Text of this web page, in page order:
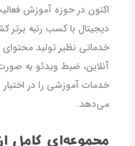
اکنون در حوزه آموزش
دیجیتال با کسب رتبه برتر
خدماتی نظیر تولید
آنلاین، ضبط ویدئو به
خدمات آموزشی را در
می‌دهد.